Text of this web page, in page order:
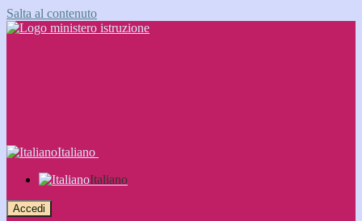
Salta al contenuto
Italiano
Italiano
Accedi